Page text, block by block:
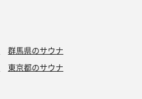
群馬県のサウナ
東京都のサウナ